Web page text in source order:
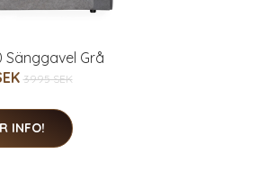
Sänggavel Grå
3995 SEK
INFO!